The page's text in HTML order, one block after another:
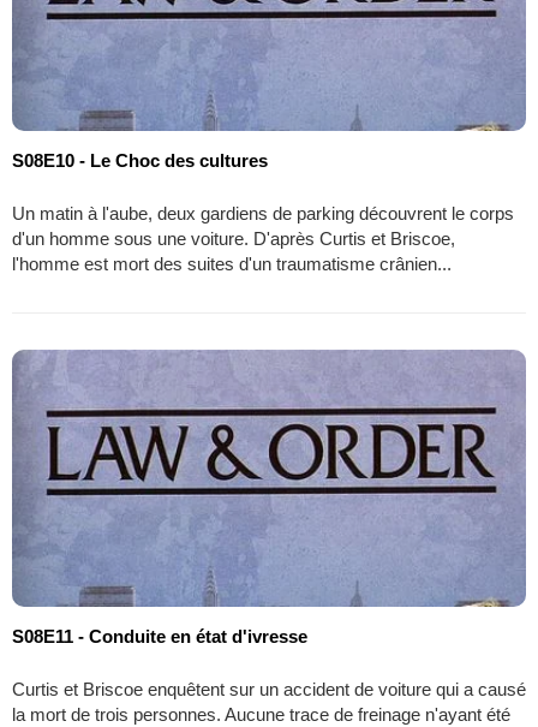
S08E10 - Le Choc des cultures
Un matin à l'aube, deux gardiens de parking découvrent le corps
d'un homme sous une voiture. D'après Curtis et Briscoe,
l'homme est mort des suites d'un traumatisme crânien...
S08E11 - Conduite en état d'ivresse
Curtis et Briscoe enquêtent sur un accident de voiture qui a causé
la mort de trois personnes. Aucune trace de freinage n'ayant été